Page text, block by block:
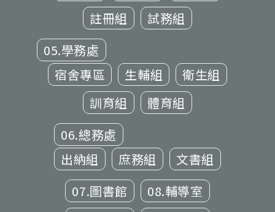
註冊組
試務組
05.學務處
宿舍專區
生輔組
衛生組
訓育組
體育組
06.總務處
出納組
庶務組
文書組
07.圖書館
08.輔導室